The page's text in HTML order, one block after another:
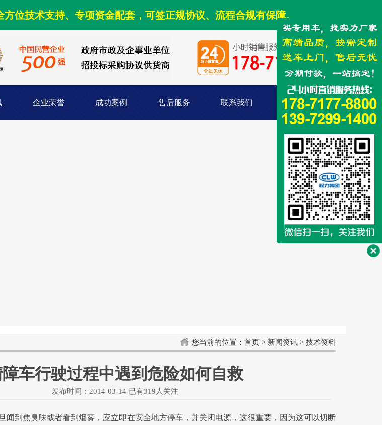
位技术支持、专项资金配套，可签正规协议、流程合规有保障。
企业荣誉 成功案例 售后服务 联系我们
您当前的位置： 首页 > 新闻资讯 > 技术资料
车行驶过程中遇到危险如何自救
发布时间：2014-03-14 已有319人关注
到焦臭味或者看到烟雾，应立即在安全地方停车，并关闭电源，这很重要，因为这可以切断